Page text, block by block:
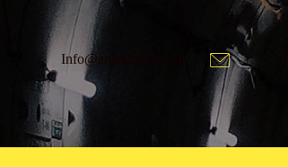
Info@amaschem.com